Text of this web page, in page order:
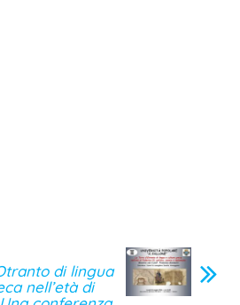
di lingua
nell’età di